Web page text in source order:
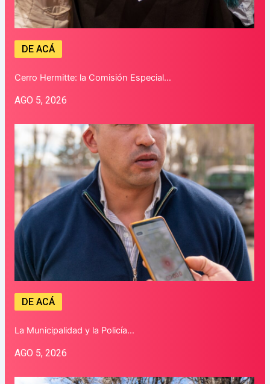
DE ACÁ
Cerro Hermitte: la Comisión Especial…
AGO 5, 2026
DE ACÁ
La Municipalidad y la Policía…
AGO 5, 2026